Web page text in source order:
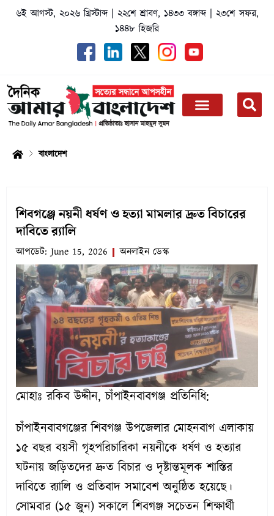
৬ই আগস্ট, ২০২৬ খ্রিস্টাব্দ| ২২শে শ্রাবণ, ১৪৩৩ বঙ্গাব্দ| ২৩শে সফর,
১৪৪৮ হিজরি
বাংলাদেশ
শিবগঞ্জে নয়নী ধর্ষণ ও হত্যা মামলার দ্রুত বিচারের
দাবিতে র‌্যালি
আপডেট: June 15, 2026 অনলাইন ডেস্ক
মোহাঃ রকিব উদ্দীন, চাঁপাইনবাবগঞ্জ প্রতিনিধি:
চাঁপাইনবাবগঞ্জের শিবগঞ্জ উপজেলার মোহনবাগ এলাকায়
১৫ বছর বয়সী গৃহপরিচারিকা নয়নীকে ধর্ষণ ও হত্যার
ঘটনায় জড়িতদের দ্রুত বিচার ও দৃষ্টান্তমূলক শাস্তির
দাবিতে র‌্যালি ও প্রতিবাদ সমাবেশ অনুষ্ঠিত হয়েছে।
সোমবার (১৫ জুন) সকালে শিবগঞ্জ সচেতন শিক্ষার্থী